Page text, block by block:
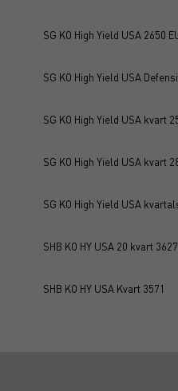
SG KO High Yield USA 2650
SG KO High Yield USA
SG KO High Yield USA kvart
SG KO High Yield USA kvart
SG KO High Yield USA
SHB KO HY USA 20 kvart 3627
SHB KO HY USA Kvart 3571